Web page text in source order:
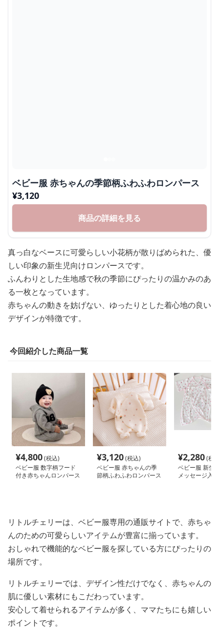
ベビー服 赤ちゃんの季節柄ふわふわロンパース
¥3,120
商品の詳細を見る
真っ白なベースに可愛らしい小花柄が散りばめられた、優
しい印象の新生児向けロンパースです。
ふんわりとした生地感で秋の季節にぴったりの温かみのあ
る一枚となっています。
赤ちゃんの動きを妨げない、ゆったりとした着心地の良い
デザインが特徴です。
今回紹介した商品一覧
¥4,800(税込)
ベビー服 数字柄フード
付き赤ちゃんロンパース
¥3,120(税込)
ベビー服 赤ちゃんの季
節柄ふわふわロンパース
¥2,280(税
ベビー服 新生
メッセージ入
リトルチェリーは、ベビー服専用の通販サイトで、赤ちゃ
んのための可愛らしいアイテムが豊富に揃っています。
おしゃれで機能的なベビー服を探している方にぴったりの
場所です。
リトルチェリーでは、デザイン性だけでなく、赤ちゃんの
肌に優しい素材にもこだわっています。
安心して着せられるアイテムが多く、ママたちにも嬉しい
ポイントです。